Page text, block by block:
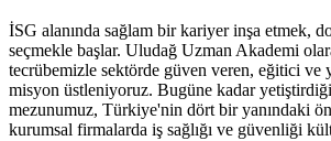
İSG alanında sağlam bir kariyer inşa etmek,
seçmekle başlar. Uludağ Uzman Akademi
tecrübemizle sektörde güven veren, eğitici ve
misyon üstleniyoruz. Bugüne kadar
mezunumuz, Türkiye'nin dört bir yanındaki
kurumsal firmalarda iş sağlığı ve güvenliği